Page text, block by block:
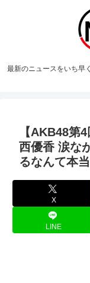
最新のニュースをいち早
【AKB48第
西優香 涙な
るなんて本当
X
LINE